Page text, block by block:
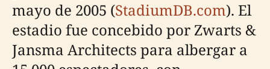
mayo de 2005 (StadiumDB.com). El
estadio fue concebido por Zwarts &
Jansma Architects para albergar a